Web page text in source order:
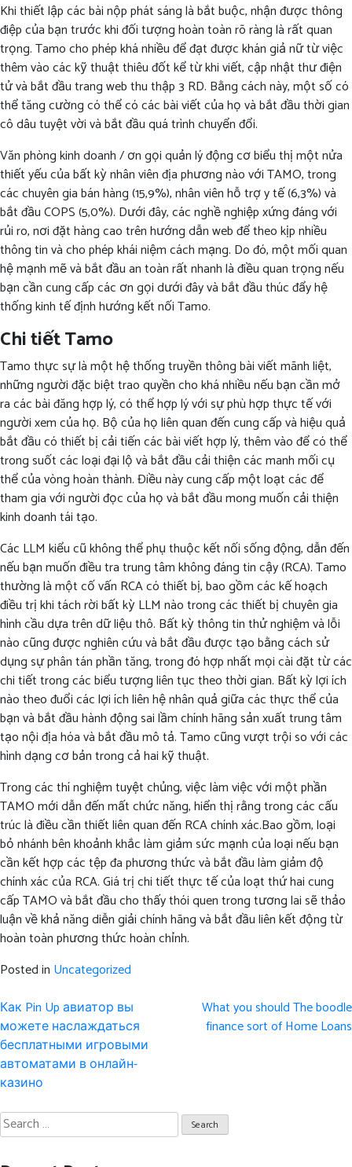
Khi thiết lập các bài nộp phát sáng là bắt buộc, nhận được thông
điệp của bạn trước khi đối tượng hoàn toàn rõ ràng là rất quan
trọng. Tamo cho phép khá nhiều để đạt được khán giả nữ từ việc
thêm vào các kỹ thuật thiêu đốt kể từ khi viết, cập nhật thư điện
tử và bắt đầu trang web thu thập 3 RD. Bằng cách này, một số có
thể tăng cường có thể có các bài viết của họ và bắt đầu thời gian
cô dâu tuyệt vời và bắt đầu quá trình chuyển đổi.
Văn phòng kinh doanh / ơn gọi quản lý động cơ biểu thị một nửa
thiết yếu của bất kỳ nhân viên địa phương nào với TAMO, trong
các chuyên gia bán hàng (15,9%), nhân viên hỗ trợ y tế (6,3%) và
bắt đầu COPS (5,0%). Dưới đây, các nghề nghiệp xứng đáng với
rủi ro, nơi đặt hàng cao trên hướng dẫn web để theo kịp nhiều
thông tin và cho phép khái niệm cách mạng. Do đó, một mối quan
hệ mạnh mẽ và bắt đầu an toàn rất nhanh là điều quan trọng nếu
bạn cần cung cấp các ơn gọi dưới đây và bắt đầu thúc đẩy hệ
thống kinh tế định hướng kết nối Tamo.
Chi tiết Tamo
Tamo thực sự là một hệ thống truyền thông bài viết mãnh liệt,
những người đặc biệt trao quyền cho khá nhiều nếu bạn cần mở
ra các bài đăng hợp lý, có thể hợp lý với sự phù hợp thực tế với
người xem của họ. Bộ của họ liên quan đến cung cấp và hiệu quả
bắt đầu có thiết bị cải tiến các bài viết hợp lý, thêm vào để có thể
trong suốt các loại đại lộ và bắt đầu cải thiện các manh mối cụ
thể của vòng hoàn thành. Điều này cung cấp một loạt các để
tham gia với người đọc của họ và bắt đầu mong muốn cải thiện
kinh doanh tái tạo.
Các LLM kiểu cũ không thể phụ thuộc kết nối sống động, dẫn đến
nếu bạn muốn điều tra trung tâm không đáng tin cậy (RCA). Tamo
thường là một cố vấn RCA có thiết bị, bao gồm các kế hoạch
điều trị khi tách rời bất kỳ LLM nào trong các thiết bị chuyên gia
hình cầu dựa trên dữ liệu thô. Bất kỳ thông tin thử nghiệm và lỗi
nào cũng được nghiên cứu và bắt đầu được tạo bằng cách sử
dụng sự phân tán phần tăng, trong đó hợp nhất mọi cài đặt từ các
chi tiết trong các biểu tượng liên tục theo thời gian. Bất kỳ lợi ích
nào theo đuổi các lợi ích liên hệ nhân quả giữa các thực thể của
bạn và bắt đầu hành động sai lầm chính hãng sản xuất trung tâm
tạo nội địa hóa và bắt đầu mô tả. Tamo cũng vượt trội so với các
hình dạng cơ bản trong cả hai kỹ thuật.
Trong các thí nghiệm tuyệt chủng, việc làm việc với một phần
TAMO mới dẫn đến mất chức năng, hiển thị rằng trong các cấu
trúc là điều cần thiết liên quan đến RCA chính xác.Bao gồm, loại
bỏ nhánh bên khoảnh khắc làm giảm sức mạnh của loại nếu bạn
cần kết hợp các tệp đa phương thức và bắt đầu làm giảm độ
chính xác của RCA. Giá trị chi tiết thực tế của loạt thứ hai cung
cấp TAMO và bắt đầu cho thấy thói quen trong tương lai sẽ thảo
luận về khả năng diễn giải chính hãng và bắt đầu liên kết động từ
hoàn toàn phương thức hoàn chỉnh.
Posted in Uncategorized
Post
navigation
Как Pin Up авиатор вы
можете наслаждаться
бесплатными игровыми
автоматами в онлайн-
казино
What you should The boodle
finance sort of Home Loans
Search
for: